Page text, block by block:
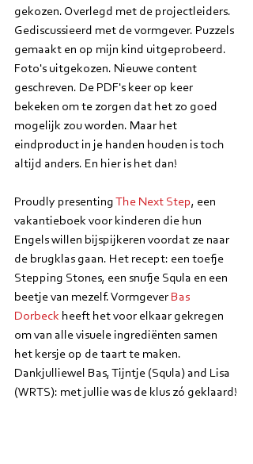
gekozen. Overlegd met de projectleiders.
Gediscussieerd met de vormgever. Puzzels
gemaakt en op mijn kind uitgeprobeerd.
Foto's uitgekozen. Nieuwe content
geschreven. De PDF's keer op keer
bekeken om te zorgen dat het zo goed
mogelijk zou worden. Maar het
eindproduct in je handen houden is toch
altijd anders. En hier is het dan!
Proudly presenting The Next Step, een
vakantieboek voor kinderen die hun
Engels willen bijspijkeren voordat ze naar
de brugklas gaan. Het recept: een toefje
Stepping Stones, een snufje Squla en een
beetje van mezelf. Vormgever Bas
Dorbeck heeft het voor elkaar gekregen
om van alle visuele ingrediënten samen
het kersje op de taart te maken.
Dankjulliewel Bas, Tijntje (Squla) and Lisa
(WRTS): met jullie was de klus zó geklaard!